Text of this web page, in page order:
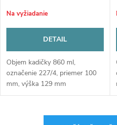
Na vyžiadanie
DETAIL
Objem kadičky 860 ml,
označenie 227/4, priemer 100
mm, výška 129 mm